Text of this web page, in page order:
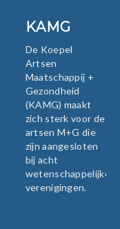
KAMG
De Koepel
Artsen
Maatschappij +
Gezondheid
(KAMG) maakt
zich sterk voor de
artsen M+G die
zijn aangesloten
bij acht
wetenschappelijke
verenigingen.